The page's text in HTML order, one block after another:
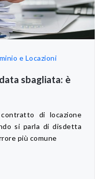
e Locazioni
sbagliata: è
di locazione
si parla di disdetta
più comune